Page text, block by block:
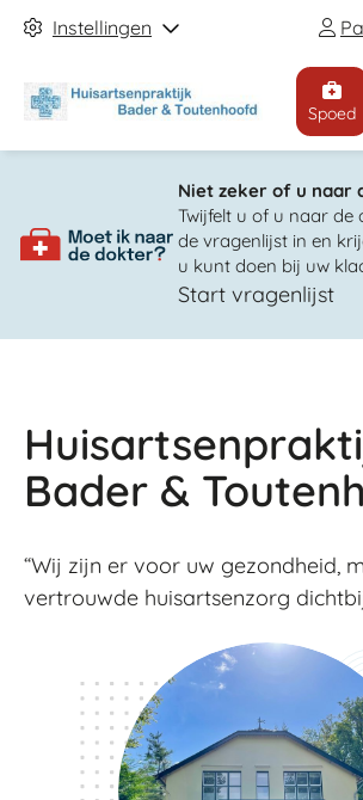
Instellingen
Spoed
Niet zeker of u naar
Twijfelt u of u naar de
de vragenlijst in en
u kunt doen bij uw
Start vragenlijst
Bader &
“Wij zijn er voor uw gezondheid,
vertrouwde huisartsenzorg